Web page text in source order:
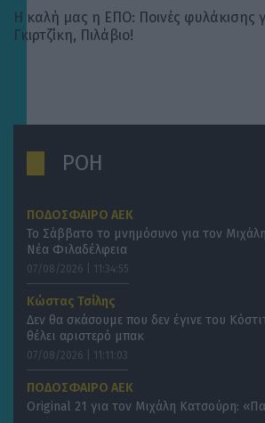
Η καλή μας η ΕΠΟ: Ποινές φυλάκισης
Γκιρτζίκη, Πιλάβιο!
ΡΟΗ
ΠΟΔΟΣΦΑΙΡΟ ΑΕΚ
Το Σάββατο το μνημόσυνο για τον
Νέα Φιλαδέλφεια
07/08/2026 | 11:34:55
Κώστας Τσίλης
Δεν θα σκάσουμε που δεν έγινε του
θέλει αριστερό μπακ
07/08/2026 | 11:11:03
ΠΟΔΟΣΦΑΙΡΟ ΑΕΚ
Original 21 για τον Μιχάλη Κατσούρη: